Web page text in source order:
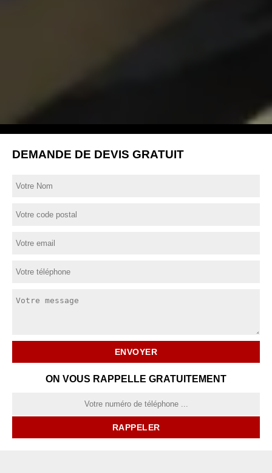
DEMANDE DE DEVIS GRATUIT
ON VOUS RAPPELLE GRATUITEMENT